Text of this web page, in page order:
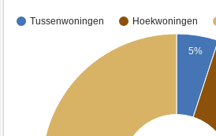
Tussenwoningen Hoekwoningen
5%